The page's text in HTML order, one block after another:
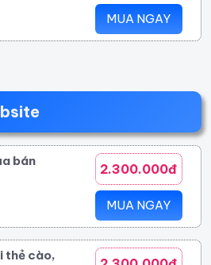
MUA NGAY
bán
2.300.000đ
MUA NGAY
thẻ cào,